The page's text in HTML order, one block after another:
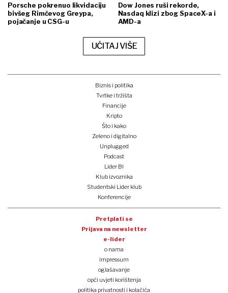
Porsche pokrenuo likvidaciju
bivšeg Rimčevog Greypa,
pojačanje u CSG-u
Dow Jones ruši rekorde,
Nasdaq klizi zbog SpaceX-a i
AMD-a
UČITAJ VIŠE
Biznis i politika
Tvrtke i tržišta
Financije
Kripto
Što i kako
Zeleno i digitalno
Unplugged
Podcast
Lider BI
Klub izvoznika
Studentski Lider klub
Konferencije
Pretplati se
Prijava na newsletter
e-lider
o nama
impressum
oglašavanje
opći uvjeti korištenja
politika privatnosti i kolačića